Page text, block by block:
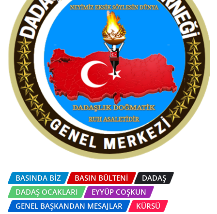
BASINDA BİZ BASIN BÜLTENI
DADAŞ
DADAŞ OCAKLARI
EYYÜP COŞKUN
GENEL BAŞKANDAN MESAJLAR
KÜRSÜ